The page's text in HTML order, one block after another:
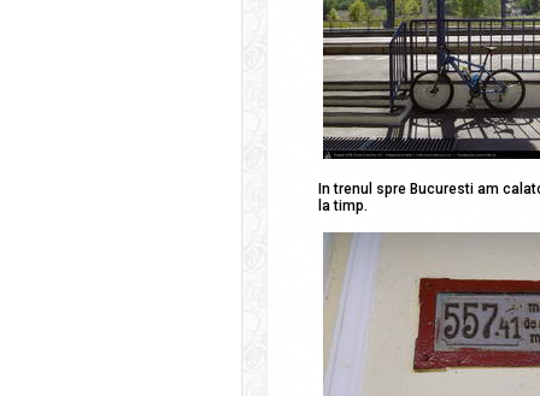
In trenul spre Bucuresti am
la timp.